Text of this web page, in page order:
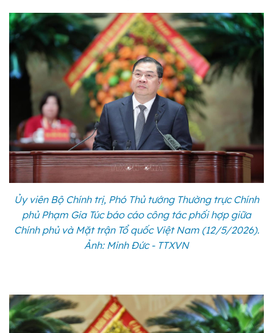
Ủy viên Bộ Chính trị, Phó Thủ tướng Thường trực Chính
phủ Phạm Gia Túc báo cáo công tác phối hợp giữa
Chính phủ và Mặt trận Tổ quốc Việt Nam (12/5/2026).
Ảnh: Minh Đức - TTXVN